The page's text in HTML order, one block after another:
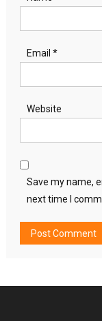
Email *
Website
Save my name,
next time I